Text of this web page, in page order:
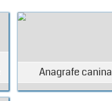
Anagrafe canina